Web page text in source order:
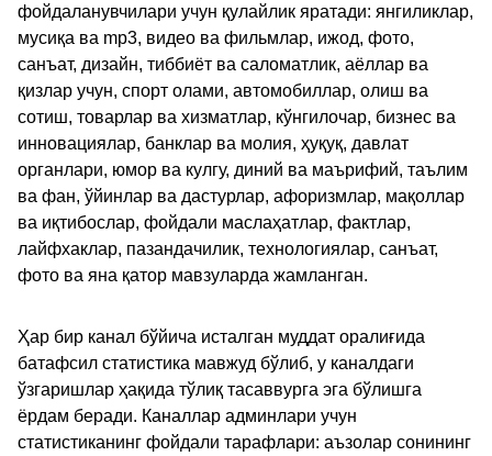
фойдаланувчилари учун қулайлик яратади: янгиликлар,
мусиқа ва mp3, видео ва фильмлар, ижод, фото,
санъат, дизайн, тиббиёт ва саломатлик, аёллар ва
қизлар учун, спорт олами, автомобиллар, олиш ва
сотиш, товарлар ва хизматлар, кўнгилочар, бизнес ва
инновациялар, банклар ва молия, ҳуқуқ, давлат
органлари, юмор ва кулгу, диний ва маърифий, таълим
ва фан, ўйинлар ва дастурлар, афоризмлар, мақоллар
ва иқтибослар, фойдали маслаҳатлар, фактлар,
лайфхаклар, пазандачилик, технологиялар, санъат,
фото ва яна қатор мавзуларда жамланган.
Ҳар бир канал бўйича исталган муддат оралиғида
батафсил статистика мавжуд бўлиб, у каналдаги
ўзгаришлар ҳақида тўлиқ тасаввурга эга бўлишга
ёрдам беради. Каналлар админлари учун
статистиканинг фойдали тарафлари: аъзолар сонининг